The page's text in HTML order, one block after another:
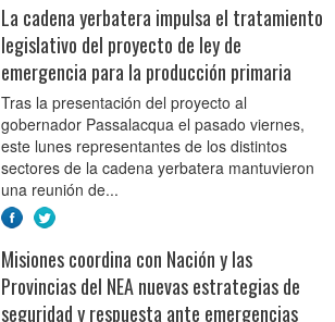
La cadena yerbatera impulsa el tratamiento
legislativo del proyecto de ley de
emergencia para la producción primaria
Tras la presentación del proyecto al
gobernador Passalacqua el pasado viernes,
este lunes representantes de los distintos
sectores de la cadena yerbatera mantuvieron
una reunión de...
Misiones coordina con Nación y las
Provincias del NEA nuevas estrategias de
seguridad y respuesta ante emergencias